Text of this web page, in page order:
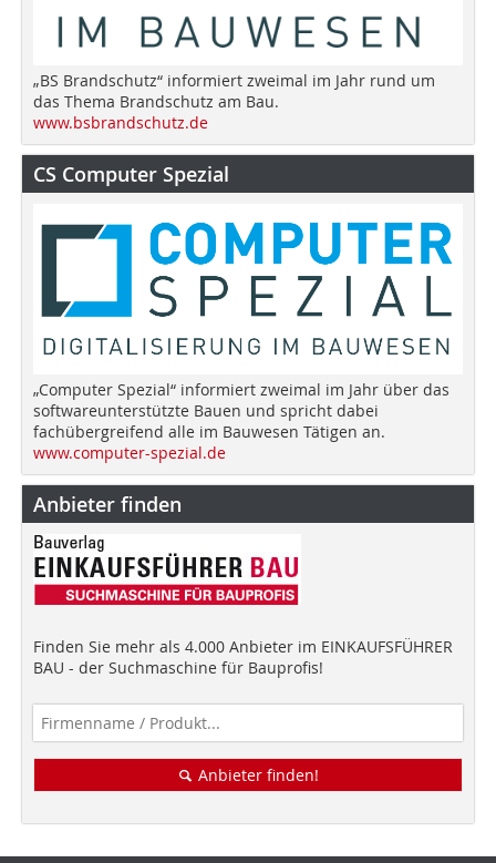
„BS Brandschutz“ informiert zweimal im Jahr rund um
das Thema Brandschutz am Bau.
www.bsbrandschutz.de
CS Computer Spezial
„Computer Spezial“ informiert zweimal im Jahr über das
softwareunterstützte Bauen und spricht dabei
fachübergreifend alle im Bauwesen Tätigen an.
www.computer-spezial.de
Anbieter finden
Finden Sie mehr als 4.000 Anbieter im EINKAUFSFÜHRER
BAU - der Suchmaschine für Bauprofis!
Anbieter finden!